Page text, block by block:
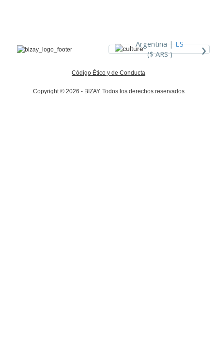
Argentina |ES
($ ARS )
›
Código Ético y de Conducta
Copyright © 2026 - BIZAY. Todos los derechos reservados